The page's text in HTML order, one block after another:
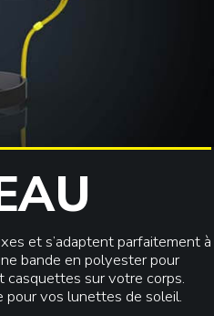
et s’adaptent parfaitement à
bande en polyester pour
casquettes sur votre corps.
pour vos lunettes de soleil.